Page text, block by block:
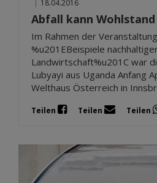
| 18.04.2016
Abfall kann
Im Rahmen der
%u201EBeispiele
Landwirtschaft%u201C war
Lubyayi aus Uganda Anfang
Welthaus Österreich in
Teilen Teilen Teilen